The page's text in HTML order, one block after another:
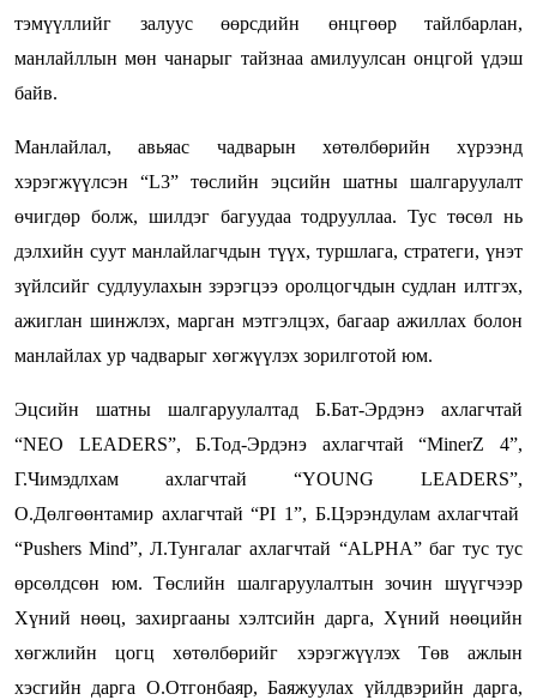
тэмүүллийг залуус өөрсдийн өнцгөөр тайлбарлан,
манлайллын мөн чанарыг тайзнаа амилуулсан онцгой үдэш
байв.
Манлайлал, авьяас чадварын хөтөлбөрийн хүрээнд
хэрэгжүүлсэн “L3” төслийн эцсийн шатны шалгаруулалт
өчигдөр болж, шилдэг багуудаа тодрууллаа. Тус төсөл нь
дэлхийн суут манлайлагчдын түүх, туршлага, стратеги, үнэт
зүйлсийг судлуулахын зэрэгцээ оролцогчдын судлан илтгэх,
ажиглан шинжлэх, марган мэтгэлцэх, багаар ажиллах болон
манлайлах ур чадварыг хөгжүүлэх зорилготой юм.
Эцсийн шатны шалгаруулалтад Б.Бат-Эрдэнэ ахлагчтай
“NEO LEADERS”, Б.Тод-Эрдэнэ ахлагчтай “MinerZ 4”,
Г.Чимэдлхам ахлагчтай “YOUNG LEADERS”,
О.Дөлгөөнтамир ахлагчтай “PI 1”, Б.Цэрэндулам ахлагчтай
“Pushers Mind”, Л.Тунгалаг ахлагчтай “ALPHA” баг тус тус
өрсөлдсөн юм. Төслийн шалгаруулалтын зочин шүүгчээр
Хүний нөөц, захиргааны хэлтсийн дарга, Хүний нөөцийн
хөгжлийн цогц хөтөлбөрийг хэрэгжүүлэх Төв ажлын
хэсгийн дарга О.Отгонбаяр,Баяжуулах үйлдвэрийн дарга,